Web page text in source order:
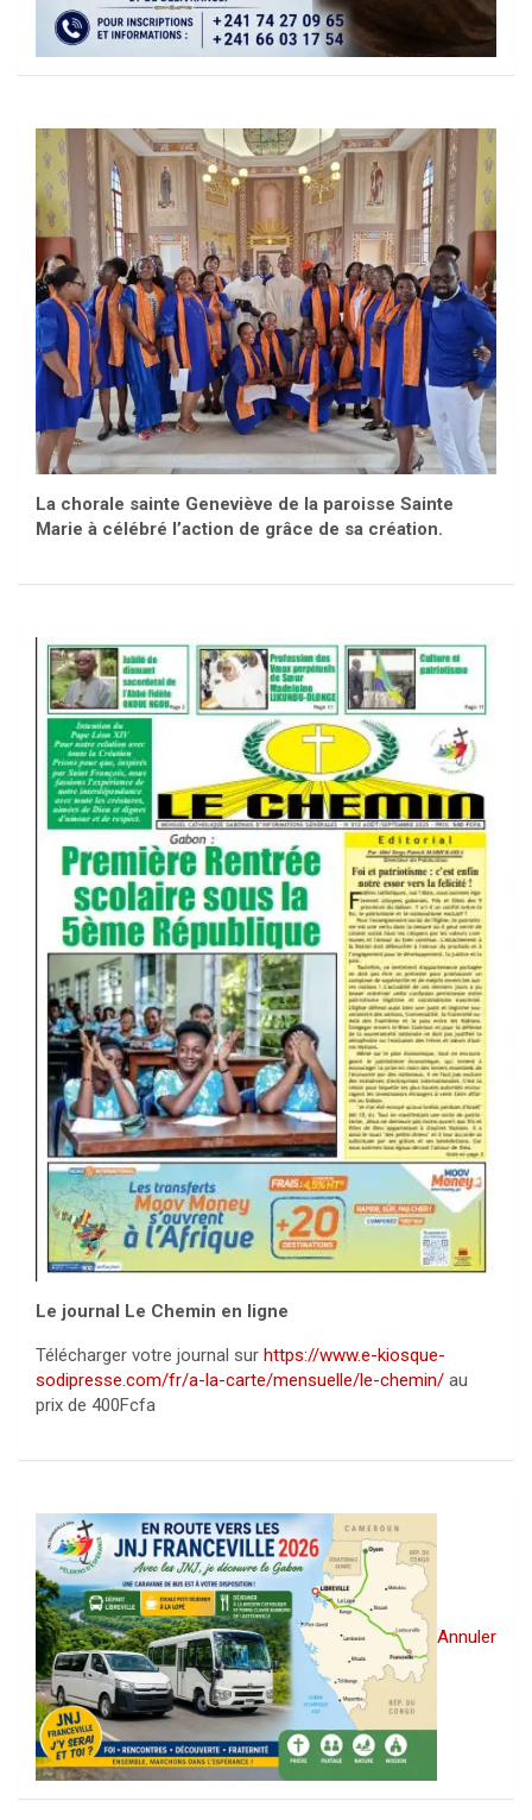
La chorale sainte Geneviève de la paroisse Sainte
Marie à célébré l’action de grâce de sa création.
Le journal Le Chemin en ligne
Télécharger votre journal sur https://www.e-kiosque-
sodipresse.com/fr/a-la-carte/mensuelle/le-chemin/ au
prix de 400Fcfa
Annuler